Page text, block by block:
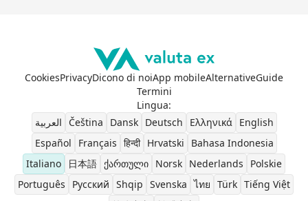
CookiesPrivacyDicono di noiApp mobileAlternativeGuide
Termini
Lingua:
العربية
Čeština Dansk Deutsch Ελληνικά
English
Español
Français हिन्दी Hrvatski
Bahasa Indonesia
Italiano
日本語 ქართული Norsk Nederlands
Polskie
Português
Pусский Shqip Svenska ไทย Türk Tiếng Việt